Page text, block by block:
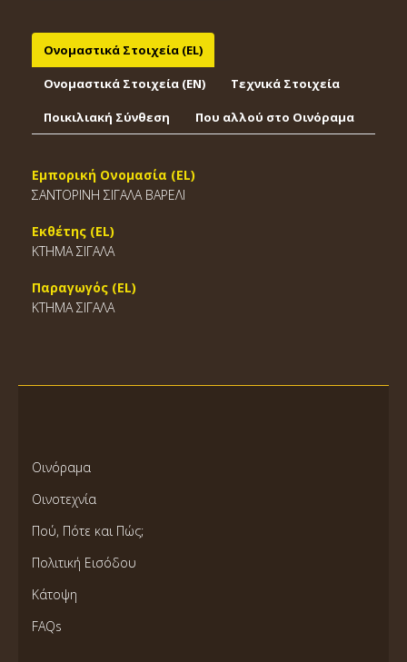
Ονομαστικά Στοιχεία (EL)
Ονομαστικά Στοιχεία (EΝ) Τεχνικά Στοιχεία
Ποικιλιακή Σύνθεση Που αλλού στο Οινόραμα
Εμπορική Ονομασία (EL)
ΣΑΝΤΟΡΙΝΗ ΣΙΓΑΛΑ ΒΑΡΕΛΙ
Εκθέτης (EL)
ΚΤΗΜΑ ΣΙΓΑΛΑ
Παραγωγός (EL)
ΚΤΗΜΑ ΣΙΓΑΛΑ
Οινόραμα
Οινοτεχνία
Πού, Πότε και Πώς;
Πολιτική Εισόδου
Κάτοψη
FAQs